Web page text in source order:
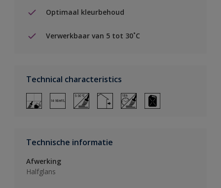
Optimaal kleurbehoud
Verwerkbaar van 5 tot 30˚C
Technical characteristics
Technische informatie
Afwerking
Halfglans